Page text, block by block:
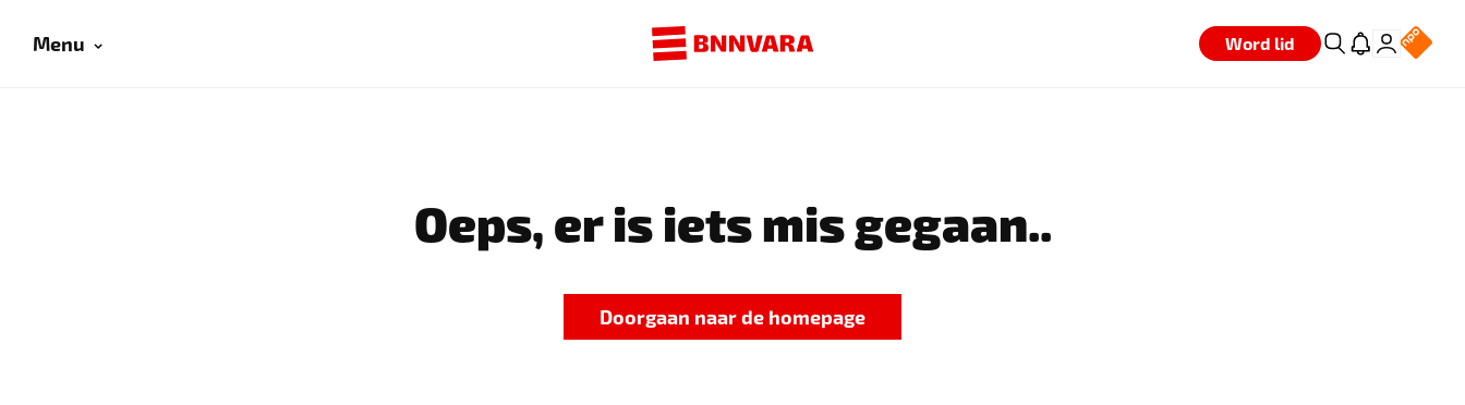
Menu Word lid
Oeps, er is iets mis gegaan..
Doorgaan naar de homepage